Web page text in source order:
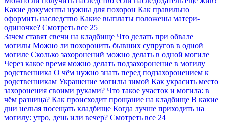
Какие документы нужны для похорон Как правильно
оформить наследство Какие выплаты положены матери-
одиночке? Смотреть все 25
Зачем ставят свечи на кладбище Что делать при обвале
могилы Можно ли похоронить бывших супругов в одной
могиле Сколько захоронений можно делать в одной могиле
Через какое время можно делать подзахоронение в могилу
родственника О чём нужно знать перед подзахоронением к
родственникам Украшение могилы зимой Как украсить место
захоронения своими руками? Что такое участок и могила: в
чём разница? Как происходит прощание на кладбище В какие
дни нельзя посещать кладбище Когда лучше приходить на
могилу: утро, день или вечер? Смотреть все 24